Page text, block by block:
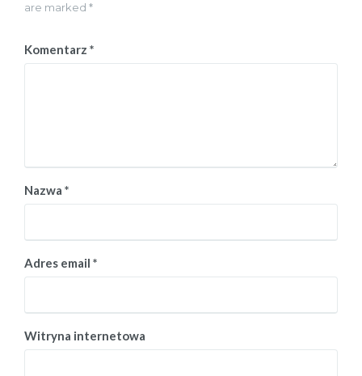
are marked *
Komentarz *
Nazwa *
Adres email *
Witryna internetowa